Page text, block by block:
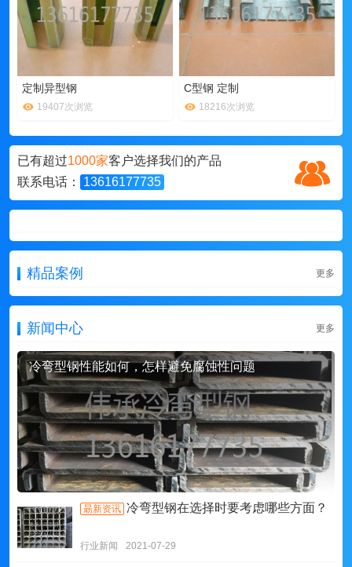
定制异型钢
19407次浏览
C型钢 定制
18216次浏览
已有超过1000家客户选择我们的产品
联系电话：
13616177735
精品案例 更多
新闻中心 更多
冷弯型钢性能如何，怎样避免腐蚀性问题
朂新资讯 冷弯型钢在选择时要考虑哪些方面？
行业新闻 2021-07-29